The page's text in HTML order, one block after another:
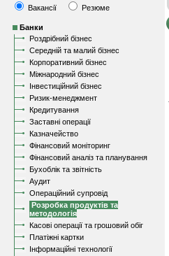
Вакансії Резюме
Банки
Роздрібний бізнес
Середній та малий бізнес
Корпоративний бізнес
Міжнародний бізнес
Інвестиційний бізнес
Ризик-менеджмент
Кредитування
Заставні операції
Казначейство
Фінансовий моніторинг
Фінансовий аналіз та планування
Бухоблік та звітність
Аудит
Операційний супровід
Розробка продуктів та
методологія
Касові операції та грошовий обіг
Платіжні картки
Інформаційні технології